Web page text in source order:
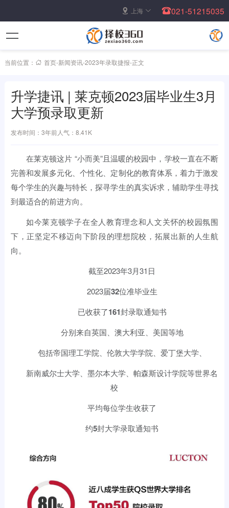
上海 021-51215035
当前位置： 首页-新闻资讯-2023年录取捷报-正文
升学捷讯 | 莱克顿2023届毕业生3月
大学预录取更新
发布时间：3年前人气：8.41K
在莱克顿这片 “小而美”且温暖的校园中，学校一直在不断
完善和发展多元化、个性化、定制化的教育体系，着力于激发
每个学生的兴趣与特长，探寻学生的真实诉求，辅助学生寻找
到最适合的前进方向。
如今莱克顿学子在全人教育理念和人文关怀的校园氛围
下，正坚定不移迈向下阶段的理想院校，拓展出新的人生航
向。
截至2023年3月31日
2023届32位准毕业生
已收获了161封录取通知书
分别来自英国、澳大利亚、美国等地
包括帝国理工学院、伦敦大学学院、爱丁堡大学、
新南威尔士大学、墨尔本大学、帕森斯设计学院等世界名
校
平均每位学生收获了
约5封大学录取通知书